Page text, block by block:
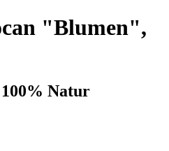
"Blumen",
Natur